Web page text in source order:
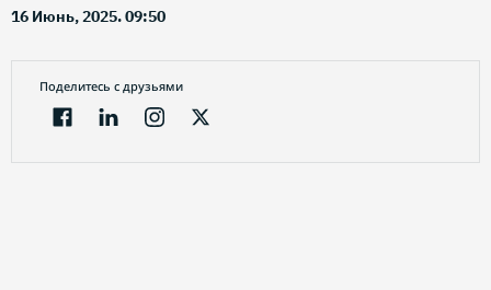
16 Июнь, 2025. 09:50
Поделитесь с друзьями